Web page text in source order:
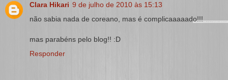
Clara Hikari 9 de julho de 2010 às 15:13
não sabia nada de coreano, mas é complicaaaaado!!!
mas parabéns pelo blog!! :D
Responder